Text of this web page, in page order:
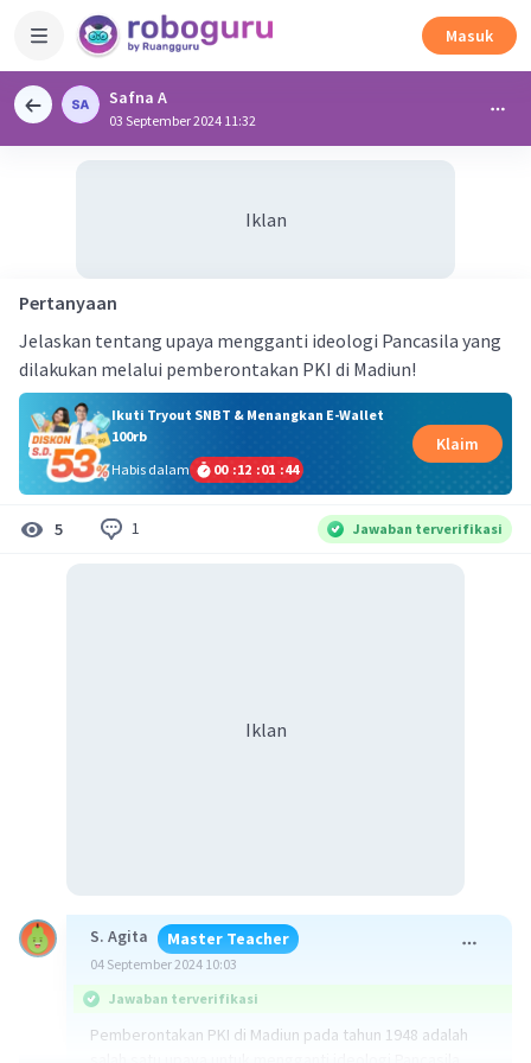
Masuk
Safna A
03 September 2024 11:32
Iklan
Pertanyaan
Jelaskan tentang upaya mengganti ideologi Pancasila yang
dilakukan melalui pemberontakan PKI di Madiun!
Ikuti Tryout SNBT & Menangkan E-Wallet
100rb
Habis dalam
00 :12 :01 :44
Klaim
5 1 Jawaban terverifikasi
Iklan
S. Agita Master Teacher
04 September 2024 10:03
Jawaban terverifikasi
Pemberontakan PKI di Madiun pada tahun 1948 adalah